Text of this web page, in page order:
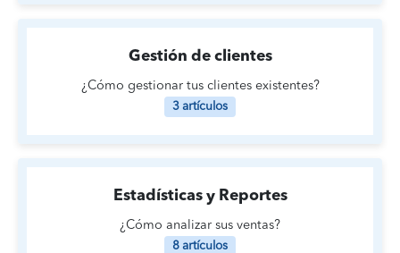
Gestión de clientes
¿Cómo gestionar tus clientes existentes?
3 artículos
Estadísticas y Reportes
¿Cómo analizar sus ventas?
8 artículos